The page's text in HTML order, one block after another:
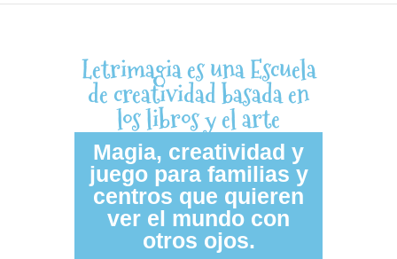
Letrimagia es una Escuela
de creatividad basada en
los libros y el arte
Magia, creatividad y
juego para familias y
centros que quieren
ver el mundo con
otros ojos.